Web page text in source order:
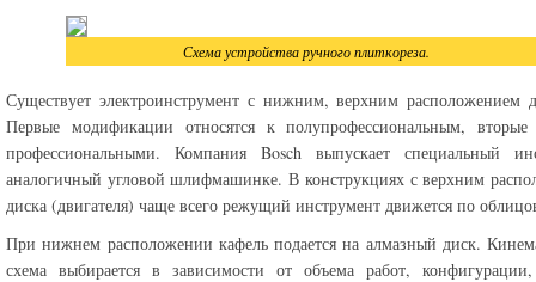
Схема устройства ручного плиткореза.
Существует электроинструмент с нижним, верхним расположением
Первые модификации относятся к полупрофессиональным, вторые
профессиональными. Компания Bosch выпускает специальный
аналогичный угловой шлифмашинке. В конструкциях с верхним
диска (двигателя) чаще всего режущий инструмент движется по
При нижнем расположении кафель подается на алмазный диск.
схема выбирается в зависимости от объема работ,